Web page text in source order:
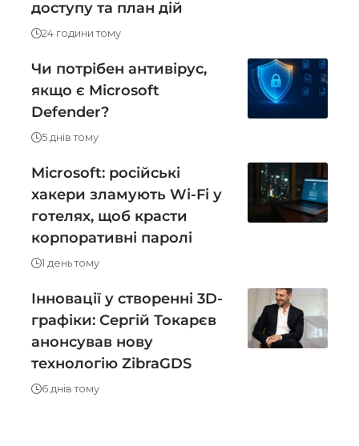
доступу та план дій
24 години тому
Чи потрібен антивірус,
якщо є Microsoft
Defender?
5 днів тому
Microsoft: російські
хакери зламують Wi-Fi у
готелях, щоб красти
корпоративні паролі
1 день тому
Інновації у створенні 3D-
графіки: Сергій Токарєв
анонсував нову
технологію ZibraGDS
6 днів тому